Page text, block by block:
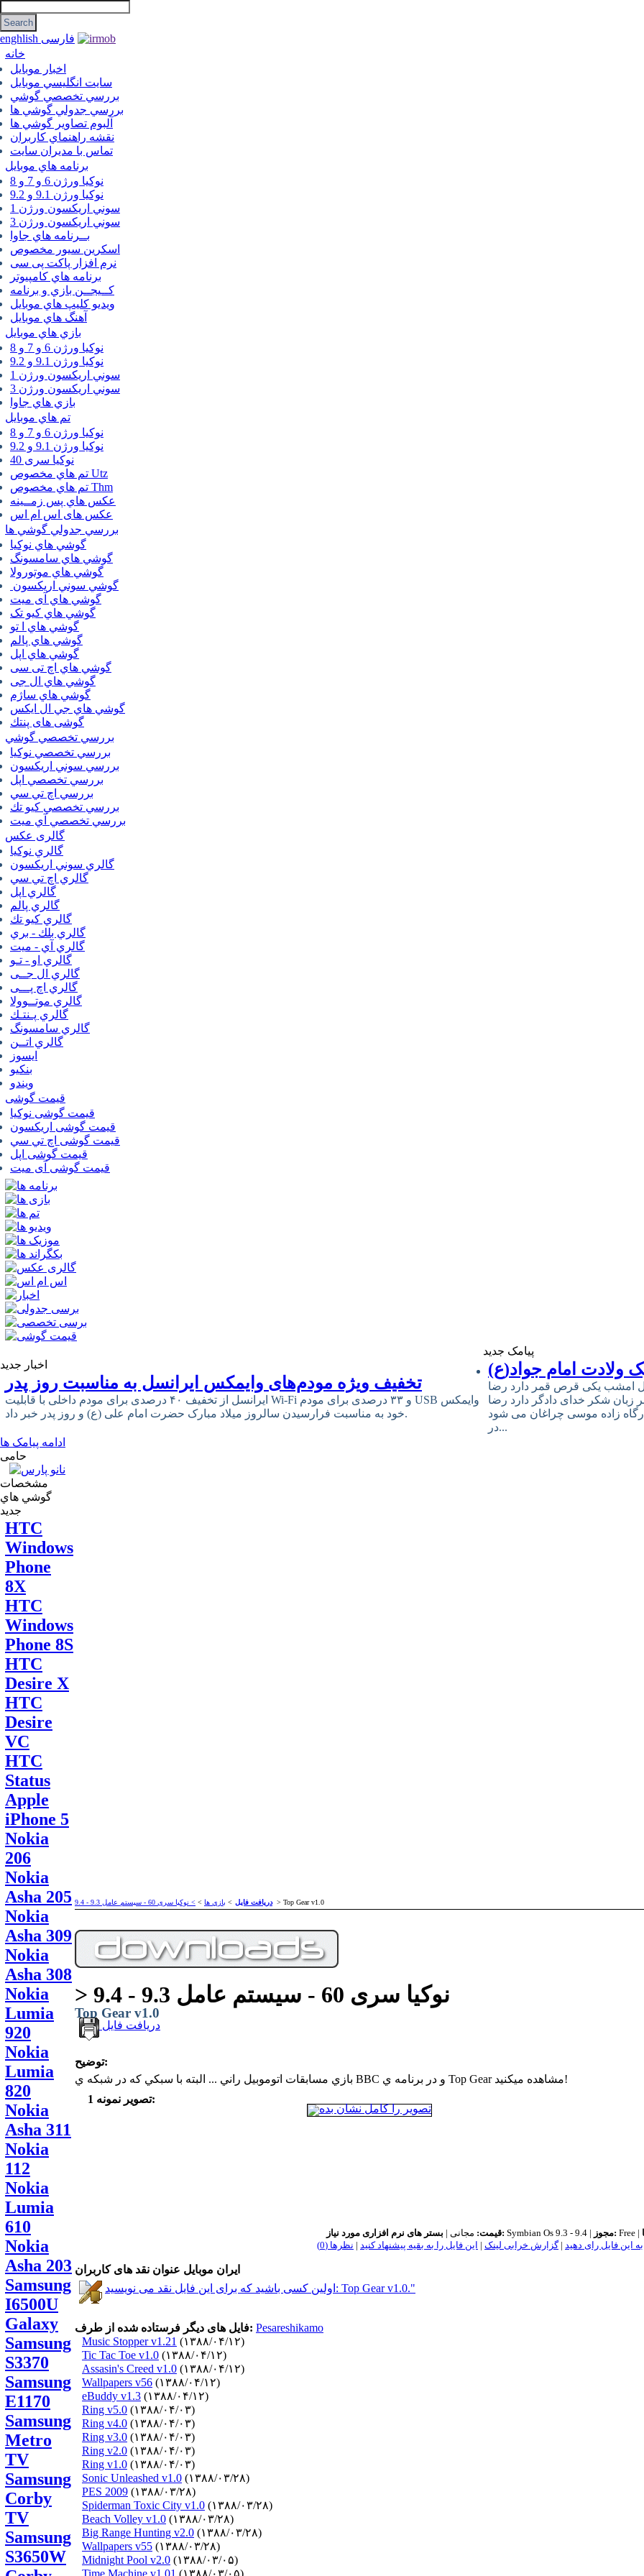
enghlish فارسی
خانه
اخبار موبایل
سايت انگليسي موبايل
بررسي تخصصي گوشي
بررسي جدولي گوشي ها
آلبوم تصاوير گوشي ها
نقشه راهنماي كاربران
تماس با مديران سايت
برنامه هاي موبايل
نوکیا ورژن 6 و 7 و 8
نوکیا ورژن 9.1 و 9.2
سوني اريكسون ورژن 1
سوني اريكسون ورژن 3
بــرنامه هاي جاوا
اسكرين سيور مخصوص
نرم افزار پاکت پی سی
برنامه هاي كامپيوتر
كــيجــن بازي و برنامه
ويديو كليپ هاي موبايل
آهنگ هاي موبايل
بازي هاي موبايل
نوكيا ورژن 6 و 7 و 8
نوكيا ورژن 9.1 و 9.2
سوني اريكسون ورژن 1
سوني اريكسون ورژن 3
بازي هاي جاوا
تم هاي موبايل
نوكيا ورژن 6 و 7 و 8
نوكيا ورژن 9.1 و 9.2
نوکیا سری 40
تم هاي مخصوص Utz
تم هاي مخصوص Thm
عكس هاي پس زمــينه
عكس های اس ام اس
بررسي جدولي گوشي ها
گوشي هاي نوكيا
گوشي هاي سامسونگ
گوشي هاي موتورولا
گوشي سوني اريكسون
گوشي هاي آی میت
گوشي هاي کیو تک
گوشي هاي ا تو
گوشي هاي پالم
گوشي هاي اپل
گوشي هاي اچ تی سی
گوشي هاي ال جی
گوشي هاي ساژم
گوشي هاي جي ال ايكس
گوشی های پنتك
بررسي تخصصي گوشي
بررسي تخصصي نوكيا
بررسي سوني اريكسون
بررسي تخصصي اپل
بررسي اچ تي سي
بررسي تخصصي كيو تك
بررسي تخصصي آي ميت
گالری عکس
گالري نوكيا
گالري سوني اريكسون
گالري اچ تي سي
گالري اپل
گالري پالم
گالري كيو تك
گالري بلك - بري
گالري آي - ميت
گالري او - تـو
گالري ال جــی
گالري اچ پـــی
گالري موتــوولا
گالري پـنتـك
گالري سامسونگ
گالري اتــن
ایسوز
بنکیو
ویندو
قیمت گوشی
قیمت گوشی نوكيا
قیمت گوشی اريكسون
قیمت گوشی اچ تي سي
قیمت گوشی اپل
قیمت گوشی آی میت
اخبار جدید
تخفیف ویژه مودم‌های وایمکس ایرانسل به مناسبت روز پدر
ایرانسل از تخفیف ۴۰ درصدی برای مودم داخلی با قابلیت Wi-Fi و ۳۳ درصدی برای مودم USB وایمکس
خود به مناسبت فرارسیدن سالروز میلاد مبارک حضرت امام علی (ع) و روز پدر خبر داد.
پیامک جدید
ولادت امام جواد(ع)
امشب یکى قرص قمر دارد رضا
زبان شکر خداى دادگر دارد رضا
زاده موسى چراغان مى شود
در...
ادامه پیامک ها
حامی
مشخصات
گوشي هاي
جديد
HTC
Windows
Phone
8X
HTC
Windows
Phone 8S
HTC
Desire X
HTC
Desire
VC
HTC
Status
Apple
iPhone 5
Nokia
206
Nokia
Asha 205
Nokia
Asha 309
Nokia
Asha 308
Nokia
Lumia
920
Nokia
Lumia
820
Nokia
Asha 311
Nokia
112
Nokia
Lumia
610
Nokia
Asha 203
Samsung
I6500U
Galaxy
Samsung
S3370
Samsung
E1170
Samsung
Metro
TV
Samsung
Corby
TV
Samsung
S3650W
دریافت فایل > بازي ها > > نوکیا سری 60 - سیستم عامل 9.3 - 9.4 > Top Gear v1.0
> نوکیا سری 60 - سیستم عامل 9.3 - 9.4
Top Gear v1.0
دریافت فایل
توضیح:
بازي مسابقات اتوموبيل راني ... البته با سبکي که در شبکه ي BBC و در برنامه ي Top Gear مشاهده ميکنيد!
تصویر نمونه 1:
قیمت: مجانی | بستر های نرم افزاری مورد نیاز: Symbian Os 9.3 - 9.4 | مجوز: Free |
به این فایل رای دهید |گزارش خرابی لینک | این فایل را به بقیه پیشنهاد کنید | نظر‌ها (0)
ایران موبایل عنوان نقد های کاربران
اولین کسی باشید که برای این فایل نقد می نویسید: Top Gear v1.0."
فایل های دیگر فرستاده شده از طرف: Pesareshikamo
Music Stopper v1.21 (۱۳۸۸/۰۴/۱۲)
Tic Tac Toe v1.0 (۱۳۸۸/۰۴/۱۲)
Assasin's Creed v1.0 (۱۳۸۸/۰۴/۱۲)
Wallpapers v56 (۱۳۸۸/۰۴/۱۲)
eBuddy v1.3 (۱۳۸۸/۰۴/۱۲)
Ring v5.0 (۱۳۸۸/۰۴/۰۳)
Ring v4.0 (۱۳۸۸/۰۴/۰۳)
Ring v3.0 (۱۳۸۸/۰۴/۰۳)
Ring v2.0 (۱۳۸۸/۰۴/۰۳)
Ring v1.0 (۱۳۸۸/۰۴/۰۳)
Sonic Unleashed v1.0 (۱۳۸۸/۰۳/۲۸)
PES 2009 (۱۳۸۸/۰۳/۲۸)
Spiderman Toxic City v1.0 (۱۳۸۸/۰۳/۲۸)
Beach Volley v1.0 (۱۳۸۸/۰۳/۲۸)
Big Range Hunting v2.0 (۱۳۸۸/۰۳/۲۸)
Wallpapers v55 (۱۳۸۸/۰۳/۲۸)
Midnight Pool v2.0 (۱۳۸۸/۰۳/۰۵)
Time Machine v1.01 (۱۳۸۸/۰۳/۰۵)